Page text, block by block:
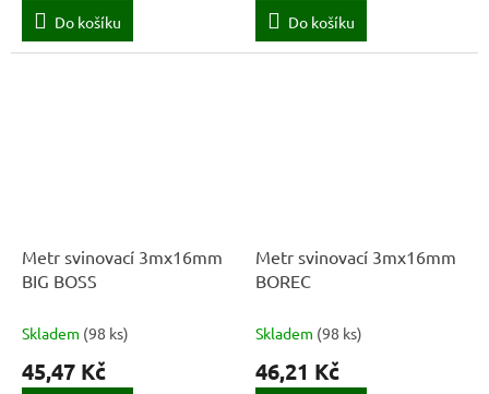
Do košíku Do košíku
Metr svinovací 3mx16mm
BIG BOSS
Skladem (98 ks)
45,47 Kč
Metr svinovací 3mx16mm
BOREC
Skladem (98 ks)
46,21 Kč